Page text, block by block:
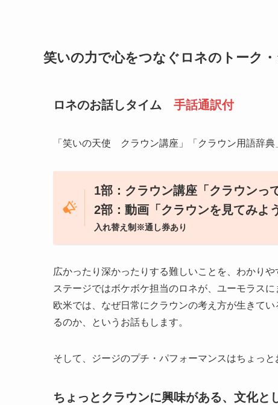
笑いの力で心をつなぐ ロネのトーク
ロネのお話しタイム 手話通訳付
「笑いの天使 クラウン講座」「クラウン用語辞
1部：クラウン講座「クラウンっ
2部：動画「クラウンを見てみよう
入れ替え制※通し券あり
広かったり深かったりする難しいことを、わかりや
ステージではボケボケ担当のロネが、ユーモラス
欧米では、なぜ日常にクラウンの考え方が生きて
るのか、というお話もします。
そして、ジージのプチ・パフォーマンスはちょっと
ちょっとクラウンに興味がある、文化